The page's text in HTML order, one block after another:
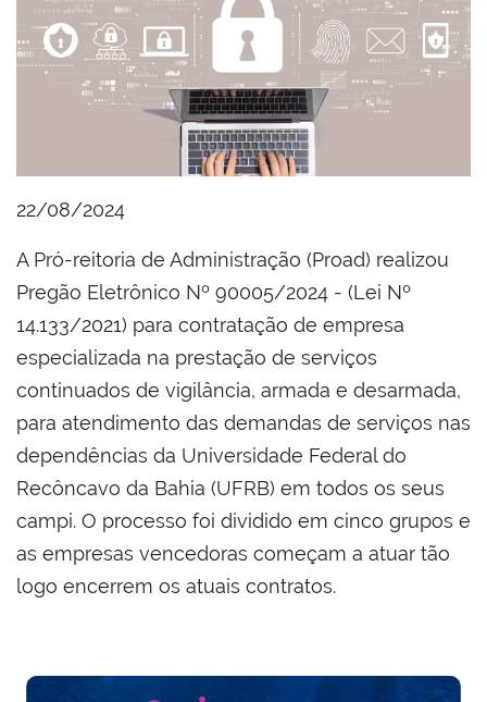
22/08/2024
A Pró-reitoria de Administração (Proad) realizou
Pregão Eletrônico Nº 90005/2024 - (Lei Nº
14.133/2021) para contratação de empresa
especializada na prestação de serviços
continuados de vigilância, armada e desarmada,
para atendimento das demandas de serviços nas
dependências da Universidade Federal do
Recôncavo da Bahia (UFRB) em todos os seus
campi. O processo foi dividido em cinco grupos e
as empresas vencedoras começam a atuar tão
logo encerrem os atuais contratos.